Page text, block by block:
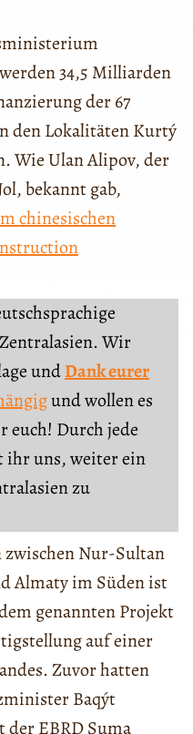
34,5 Milliarden
der 67
den Lokalitäten Kurtý
Wie Ulan Alipov, der
bekannt gab,
chinesischen
Wir
undDank eurer
und wollen es
euch! Durch jede
ihr uns, weiter ein
zu
Nur-Sultan
Almaty im Süden ist
genannten Projekt
auf einer
Zuvor hatten
Baqýt
der EBRD Suma